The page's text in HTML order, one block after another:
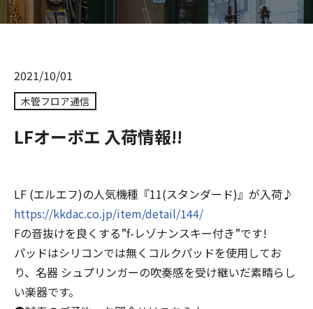
2021/10/01
木管フロア通信
LFオーボエ 入荷情報!!
LF (エルエフ)の人気機種『11(スタンダード)』が入荷♪
https://kkdac.co.jp/item/detail/144/
Fの音抜けを良くする”f-レゾナンスキー付き”です!
パッドはシリコンでは無くコルクパッドを使用してお
り、名器 シュプリンガーの吹奏感を受け継いだ素晴らし
い楽器です。